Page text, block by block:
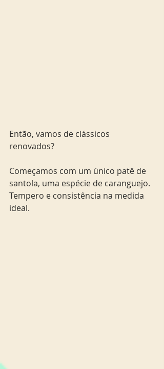
Então, vamos de clássicos
renovados?
Começamos com um único patê de
santola, uma espécie de caranguejo.
Tempero e consistência na medida
ideal.